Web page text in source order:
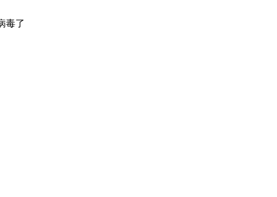
毒了